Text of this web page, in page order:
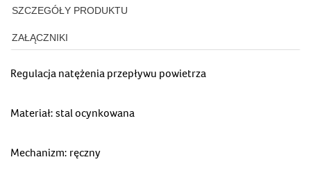
SZCZEGÓŁY PRODUKTU
ZAŁĄCZNIKI
Regulacja natężenia przepływu powietrza
Materiał: stal ocynkowana
Mechanizm: ręczny